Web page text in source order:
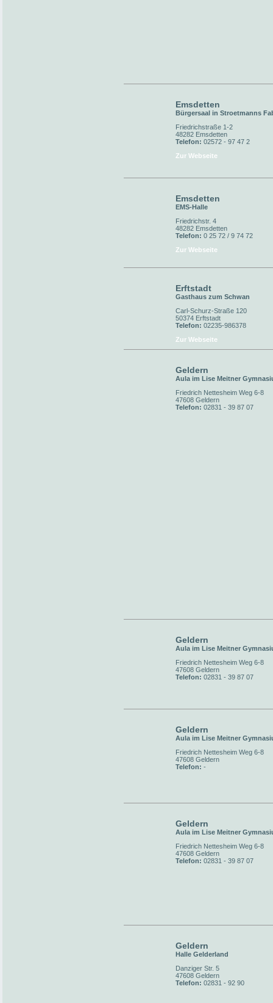
Emsdetten
Bürgersaal in Stroetmanns
Friedrichstraße 1-2
48282 Emsdetten
Telefon: 02572 - 97 47 2
Zur Webseite
Emsdetten
EMS-Halle
Friedrichstr. 4
48282 Emsdetten
Telefon: 0 25 72 / 9 74 72
Zur Webseite
Erftstadt
Gasthaus zum Schwan
Carl-Schurz-Straße 120
50374 Erftstadt
Telefon: 02235-986378
Zur Webseite
Geldern
Aula im Lise Meitner
Friedrich Nettesheim Weg 6-8
47608 Geldern
Telefon: 02831 - 39 87 07
Geldern
Aula im Lise Meitner
Friedrich Nettesheim Weg 6-8
47608 Geldern
Telefon: 02831 - 39 87 07
Geldern
Aula im Lise Meitner
Friedrich Nettesheim Weg 6-8
47608 Geldern
Telefon: -
Geldern
Aula im Lise Meitner
Friedrich Nettesheim Weg 6-8
47608 Geldern
Telefon: 02831 - 39 87 07
Geldern
Halle Gelderland
Danziger Str. 5
47608 Geldern
Telefon: 02831 - 92 90